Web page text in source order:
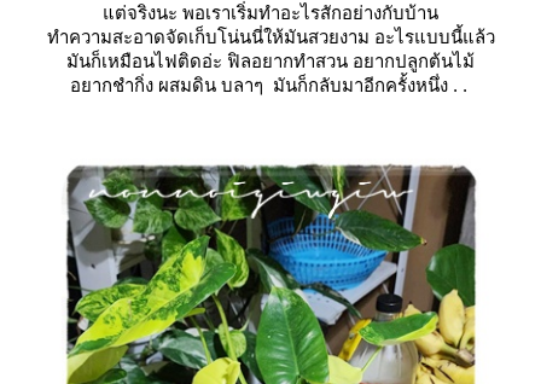
ต่จริงนะ พอเราเริ่มทำอะไรสักอย่างกับบ้าน
ทำความสะอาดจัดเก็บโน่นนี่ให้มันสวยงาม อะไรแบบนี้แล้ว
มันก็เหมือนไฟติดอ่ะ ฟิลอยากทำสวน อยากปลูกต้นไม้
อยากชำกิ่ง ผสมดิน บลาๆ มันก็กลับมาอีกครั้งหนึ่ง . .